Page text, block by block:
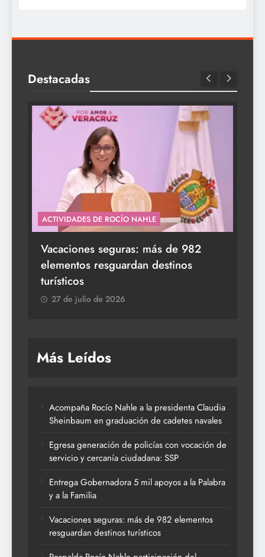
Destacadas
ACTIVIDADES DE ROCÍO NAHLE
Vacaciones seguras: más de 982
elementos resguardan destinos
turísticos
27 de julio de 2026
Más Leídos
Acompaña Rocío Nahle a la presidenta Claudia
Sheinbaum en graduación de cadetes navales
Egresa generación de policías con vocación de
servicio y cercanía ciudadana: SSP
Entrega Gobernadora 5 mil apoyos a la Palabra
y a la Familia
Vacaciones seguras: más de 982 elementos
resguardan destinos turísticos